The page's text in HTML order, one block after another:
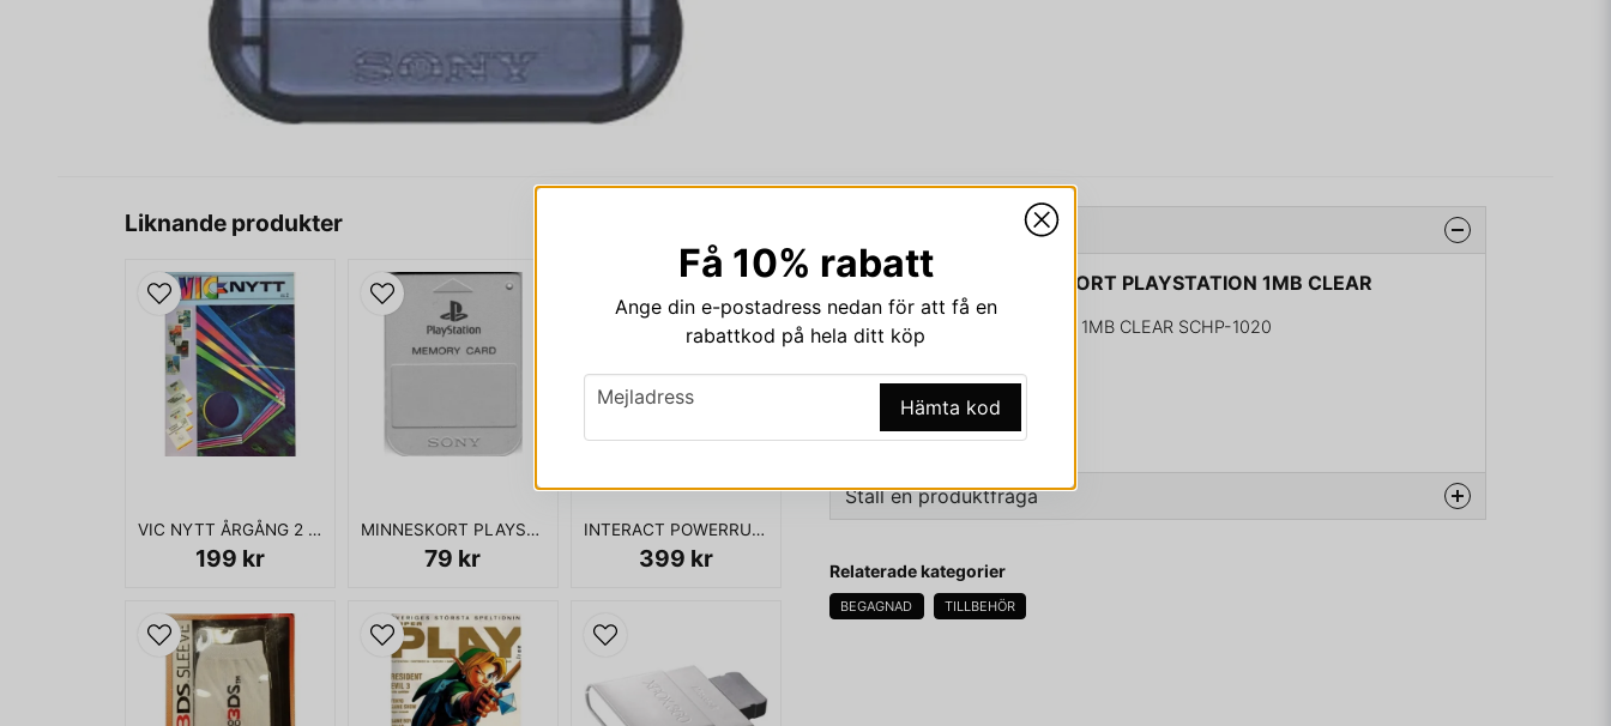
Liknande produkter
VIC NYTT ÅRGÅNG 2 NR 2
199 kr
MINNESKORT PLAYSTATION 1MB
79 kr
INTERACT POWERRUMBLE FX GAMEBOY ADVANCE
399 kr
Beskrivning av MINNESKORT PLAYSTATION 1MB CLEAR
MINNESKORT PLAYSTATION 1MB CLEAR SCHP-1020
PASSAR PS1 OCH PS2
Ställ en produktfråga
Fråga oss något om denna produkten...
Relaterade kategorier
BEGAGNAD TILLBEHÖR
Få 10% rabatt
Ange din e-postadress nedan för att få en
rabattkod på hela ditt köp
email
Mejladress Hämta kod